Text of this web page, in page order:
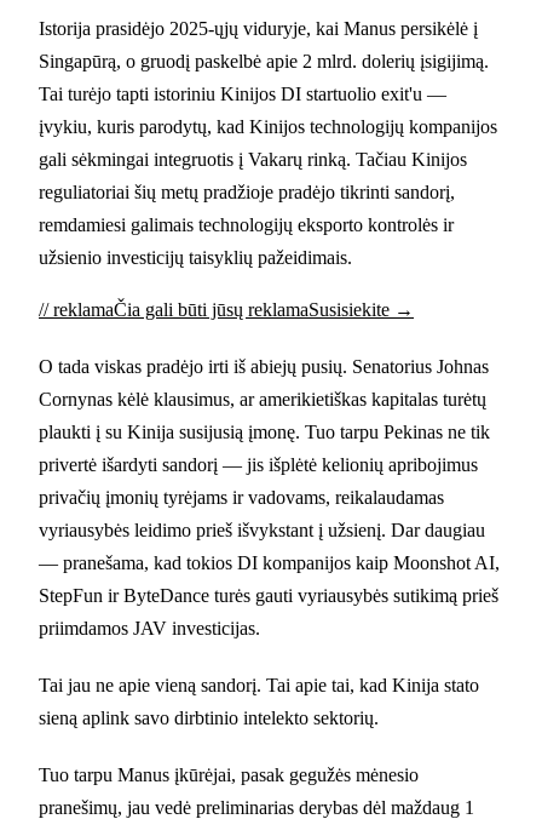
Istorija prasidėjo 2025-ųjų viduryje, kai Manus persikėlė į
Singapūrą, o gruodį paskelbė apie 2 mlrd. dolerių įsigijimą.
Tai turėjo tapti istoriniu Kinijos DI startuolio exit'u —
įvykiu, kuris parodytų, kad Kinijos technologijų kompanijos
gali sėkmingai integruotis į Vakarų rinką. Tačiau Kinijos
reguliatoriai šių metų pradžioje pradėjo tikrinti sandorį,
remdamiesi galimais technologijų eksporto kontrolės ir
užsienio investicijų taisyklių pažeidimais.
// reklamaČia gali būti jūsų reklamaSusisiekite →
O tada viskas pradėjo irti iš abiejų pusių. Senatorius Johnas
Cornynas kėlė klausimus, ar amerikietiškas kapitalas turėtų
plaukti į su Kinija susijusią įmonę. Tuo tarpu Pekinas ne tik
privertė išardyti sandorį — jis išplėtė kelionių apribojimus
privačių įmonių tyrėjams ir vadovams, reikalaudamas
vyriausybės leidimo prieš išvykstant į užsienį. Dar daugiau
— pranešama, kad tokios DI kompanijos kaip Moonshot AI,
StepFun ir ByteDance turės gauti vyriausybės sutikimą prieš
priimdamos JAV investicijas.
Tai jau ne apie vieną sandorį. Tai apie tai, kad Kinija stato
sieną aplink savo dirbtinio intelekto sektorių.
Tuo tarpu Manus įkūrėjai, pasak gegužės mėnesio
pranešimų, jau vedė preliminarias derybas dėl maždaug 1